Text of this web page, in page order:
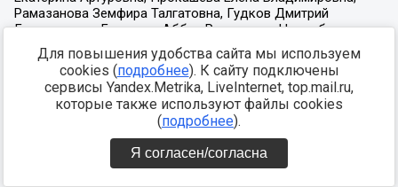
Для повышения удобства сайта мы используем
cookies (подробнее). К сайту подключены
сервисы Yandex.Metrika, LiveInternet, top.mail.ru,
которые также используют файлы cookies
(подробнее).
Я согласен/согласна